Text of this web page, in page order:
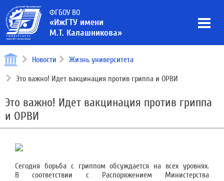
ФГБОУ ВО
«ИжГТУ имени
М.Т. Калашникова»
Новости Жизнь университета
Это важно! Идет вакцинация против гриппа и ОРВИ
Это важно! Идет вакцинация против гриппа
и ОРВИ
Сегодня борьба с гриппом обсуждается на всех уровнях.
В соответствии с Распоряжением Министерства